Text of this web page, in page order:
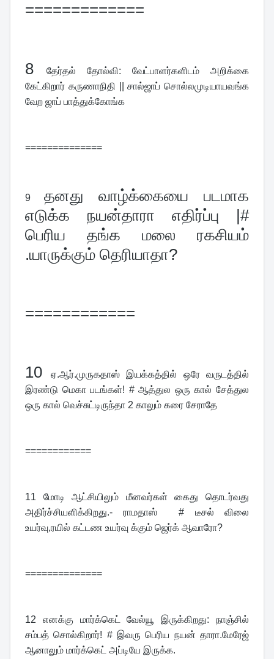
=============
8
தேர்தல் தோல்வி: வேட்பாளர்களிடம் அறிக்கை
கேட்கிறார் கருணாநிதி || சால்ஜாப் சொல்லமுடியாயவங்க
வேற ஜாப் பாத்துக்கோங்க
==============
9 தனது வாழ்க்கையை படமாக
எடுக்க நயன்தாரா எதிர்ப்பு |#
பெரிய தங்க மலை ரகசியம்
.யாருக்கும் தெரியாதா?
============
10
ஏ.ஆர்.முருகதாஸ் இயக்கத்தில் ஒரே வருடத்தில்
இரண்டு மெகா படங்கள்! # ஆத்துல ஒரு கால் சேத்துல
ஒரு கால் வெச்சுட்டிருந்தா 2 காலும் கரை சேராதே
============
11 மோடி ஆட்சியிலும் மீனவர்கள் கைது தொடர்வது
அதிர்ச்சியளிக்கிறது.- ராமதாஸ்  # டீசல் விலை
உயர்வு,ரயில் கட்டண உயர்வு க்கும் ஜெர்க் ஆவாரோ?
==============
12 எனக்கு மார்க்கெட் வேல்யூ இருக்கிறது: நாஞ்சில்
சம்பத் சொல்கிறார்! # இவரு பெரிய நயன் தாரா.மேரேஜ்
ஆனாலும் மார்க்கெட் அப்டியே இருக்க.